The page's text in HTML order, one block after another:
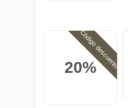
20%
Código descuento